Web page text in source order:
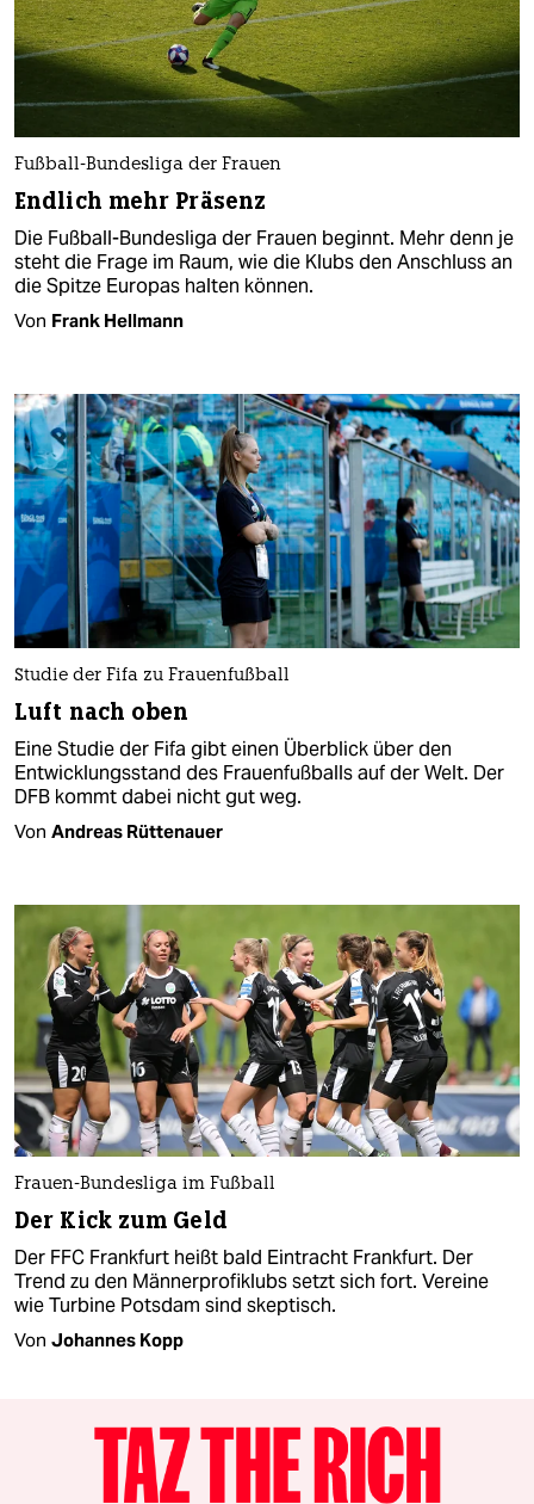
Fußball-Bundesliga der Frauen
Endlich mehr Präsenz
Die Fußball-Bundesliga der Frauen beginnt. Mehr denn je
steht die Frage im Raum, wie die Klubs den Anschluss an
die Spitze Europas halten können.
Von Frank Hellmann
Studie der Fifa zu Frauenfußball
Luft nach oben
Eine Studie der Fifa gibt einen Überblick über den
Entwicklungsstand des Frauenfußballs auf der Welt. Der
DFB kommt dabei nicht gut weg.
Von Andreas Rüttenauer
Frauen-Bundesliga im Fußball
Der Kick zum Geld
Der FFC Frankfurt heißt bald Eintracht Frankfurt. Der
Trend zu den Männerprofiklubs setzt sich fort. Vereine
wie Turbine Potsdam sind skeptisch.
Von Johannes Kopp